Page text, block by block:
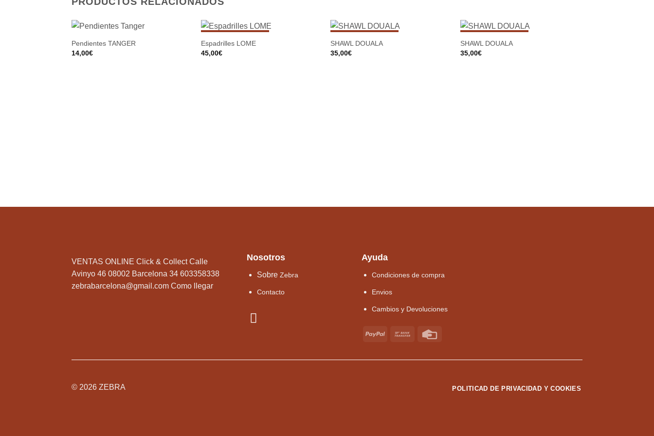
Pendientes TANGER
14,00€
Espadrilles LOME
45,00€
SHAWL DOUALA
35,00€
SHAWL DOUALA
35,00€
VENTAS ONLINE Click & Collect Calle
Avinyo 46 08002 Barcelona 34 603358338
zebrabarcelona@gmail.com Como llegar
Nosotros
Sobre Zebra
Contacto
Ayuda
Condiciones de compra
Envios
Cambios y Devoluciones
© 2026 ZEBRA POLITICAD DE PRIVACIDAD Y COOKIES